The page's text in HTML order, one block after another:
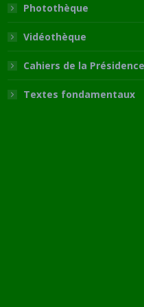
Photothèque
Vidéothèque
Cahiers de la Présidence
Textes fondamentaux